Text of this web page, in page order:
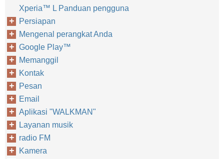
Xperia™‎ L Panduan pengguna
Persiapan
Mengenal perangkat Anda
Google Play™‎
Memanggil
Kontak
Pesan
Email
Aplikasi "WALKMAN"
Layanan musik
radio FM
Kamera